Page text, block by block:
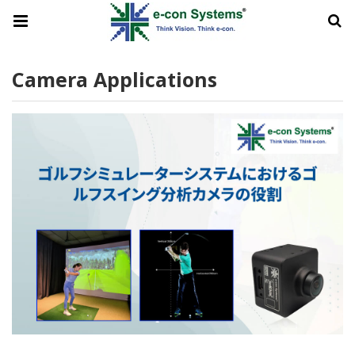
Camera Applications